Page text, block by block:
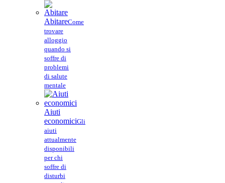
AbitareCome
trovare
alloggio
quando si
soffre di
problemi
di salute
mentale
Aiuti
economiciGli
aiuti
attualmente
disponibili
per chi
soffre di
disturbi